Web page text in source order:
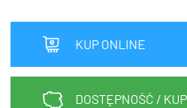
Kup bon
zakupy!
Kup bon
EN
KUP ONLINE
DOSTĘPNOŚĆ /